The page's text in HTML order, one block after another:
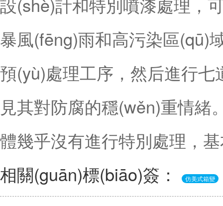
暴風(fēng)雨和高污染區(qū)
預(yù)處理工序，然后進行
見其對防腐的穩(wěn)重情
體幾乎沒有進行特別處理，
相關(guān)標(biāo)簽：
仿美式箱變